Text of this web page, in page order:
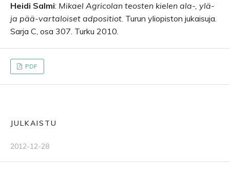
Heidi Salmi: Mikael Agricolan teosten kielen ala-, ylä-
ja pää-vartaloiset adpositiot. Turun yliopiston jukaisuja.
Sarja C, osa 307. Turku 2010.
PDF
JULKAISTU
2012-12-28